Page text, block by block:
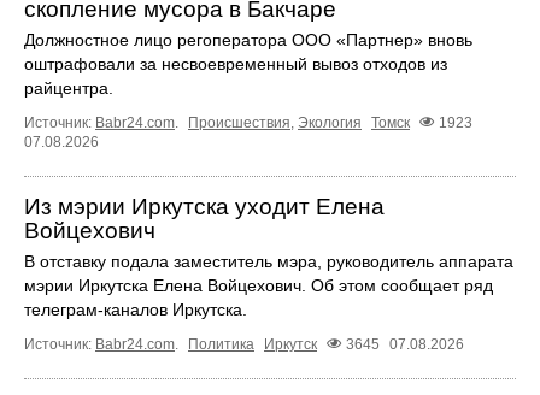
скопление мусора в Бакчаре
Должностное лицо регоператора ООО «Партнер» вновь
оштрафовали за несвоевременный вывоз отходов из
райцентра.
Источник: Babr24.com. Происшествия, Экология Томск
1923
07.08.2026
Из мэрии Иркутска уходит Елена
Войцехович
В отставку подала заместитель мэра, руководитель аппарата
мэрии Иркутска Елена Войцехович. Об этом сообщает ряд
телеграм‑каналов Иркутска.
Источник: Babr24.com. Политика Иркутск 3645 07.08.2026